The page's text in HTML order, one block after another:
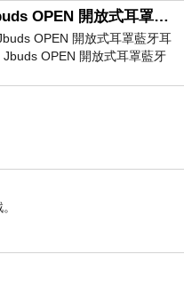
開箱｜JLab Jbuds OPEN 開放式耳罩藍牙耳機 - 設計美學，輕巧、透氣、環境音全物理達成！
OPEN 開放式耳罩藍牙耳
OPEN 開放式耳罩藍牙
色，值得喜愛美型工